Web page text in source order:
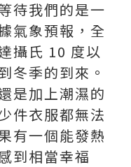
待我們的是一
氣象預報，全
攝氏 10 度以
冬季的到來。
是加上潮濕的
件衣服都無法
有一個能發熱
到相當幸福